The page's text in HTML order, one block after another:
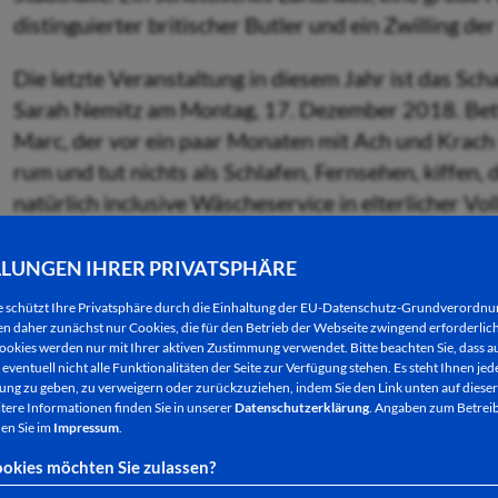
IHRER PRIVATSPHÄRE
schützt Ihre Privatsphäre durch die Einhaltung der EU-Datenschutz-
daher zunächst nur Cookies, die für den Betrieb der Webseite zwingend
werden nur mit Ihrer aktiven Zustimmung verwendet. Bitte beachten Sie, dass
nicht alle Funktionalitäten der Seite zur Verfügung stehen. Es steht Ihnen
zu geben, zu verweigern oder zurückzuziehen, indem Sie den Link unten auf
Informationen finden Sie in unsererDatenschutzerklärung. Angaben zum
Sie im Impressum.
möchten Sie zulassen?
distinguierter britischer Butler und ein Zwilling der
Die letzte Veranstaltung in diesem Jahr ist das
Sarah Nemitz am Montag, 17. Dezember 2018.
Marc, der vor ein paar Monaten mit Ach und
rum und tut nichts als Schlafen, Fernsehen,
natürlich inclusive Wäscheservice in elterlicher
Ein außergewöhnlicher Theaterabend erwartet
Hansi Kraus zeigen mit LOVE LETTERS
die
frech, zuweilen aber auch gedämpft, zweiflerisch
Liebesgeschichten der Welt.
Kopfüber ins Chaos!!! Mit geschliffenen
eine unabgewogene
Bewältigung unserer verstrahlten Existenz. Vor